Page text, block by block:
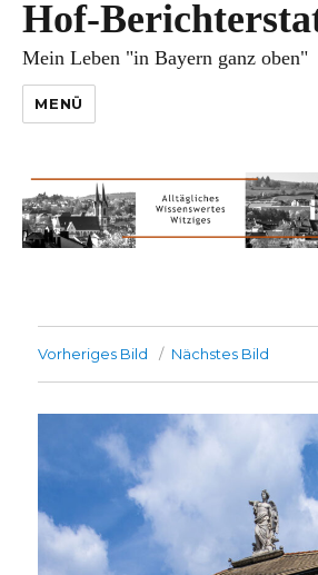
Hof-
Mein Leben "in Bayern ganz oben"
MENÜ
Vorheriges Bild Nächstes Bild